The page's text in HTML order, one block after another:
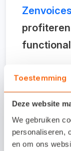
Toestemming
Deze website
We gebruiken
personaliseren,
en om ons
Zenvoices
Nieuwe
herkend,
KVK-
aantal